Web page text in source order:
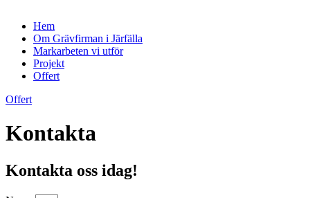
Hem
Om Grävfirman i Järfälla
Markarbeten vi utför
Projekt
Offert
Offert
Kontakta
Kontakta oss idag!